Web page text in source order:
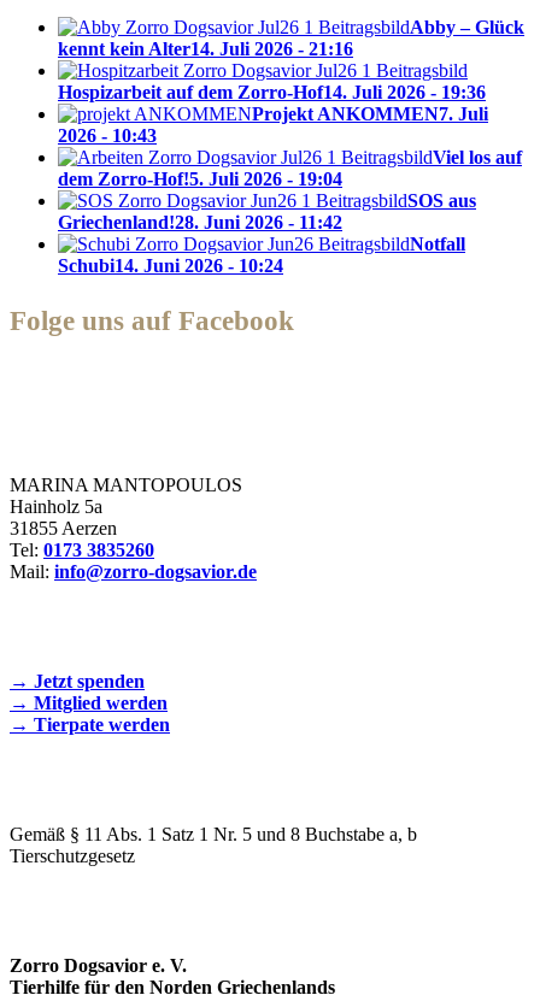
Abby – Glück
kennt kein Alter14. Juli 2026 - 21:16
Hospizarbeit auf dem Zorro-Hof14. Juli 2026 - 19:36
Projekt ANKOMMEN7. Juli
2026 - 10:43
Viel los auf
dem Zorro-Hof!5. Juli 2026 - 19:04
SOS aus
Griechenland!28. Juni 2026 - 11:42
Notfall
Schubi14. Juni 2026 - 10:24
Folge uns auf Facebook
MARINA MANTOPOULOS
Hainholz 5a
31855 Aerzen
Tel: 0173 3835260
Mail: info@zorro-dogsavior.de
→ Jetzt spenden
→ Mitglied werden
→ Tierpate werden
Gemäß § 11 Abs. 1 Satz 1 Nr. 5 und 8 Buchstabe a, b
Tierschutzgesetz
Zorro Dogsavior e. V.
Tierhilfe für den Norden Griechenlands